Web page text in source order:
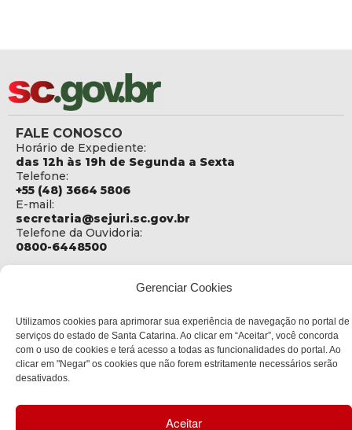
Gerenciar Cookies
Utilizamos cookies para aprimorar sua experiência de navegação no portal de
serviços do estado de Santa Catarina. Ao clicar em “Aceitar”, você concorda
com o uso de cookies e terá acesso a todas as funcionalidades do portal. Ao
clicar em "Negar" os cookies que não forem estritamente necessários serão
desativados.
Aceitar
FALE CONOSCO
Horário de Expediente:
das 12h às 19h de Segunda a Sexta
Telefone:
+55 (48) 3664 5806
E-mail:
secretaria@sejuri.sc.gov.br
Telefone da Ouvidoria:
0800-6448500
SEJURI - Secretaria de Estado de Justiça e Reintegração
Rua Fúlvio Aducci, 1214 - Loja 06
Bairro:
Estreito - Florianópolis - SC
CEP: